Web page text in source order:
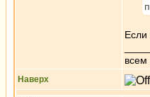
Если
всем
Наверх